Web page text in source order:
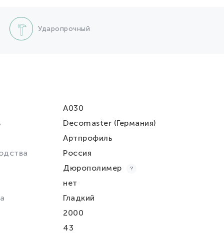
Ударопрочный
A030
Decomaster (Германия)
Артпрофиль
Россия
Дюрополимер
нет
Гладкий
2000
43